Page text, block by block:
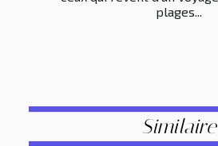
plages...
Similaire